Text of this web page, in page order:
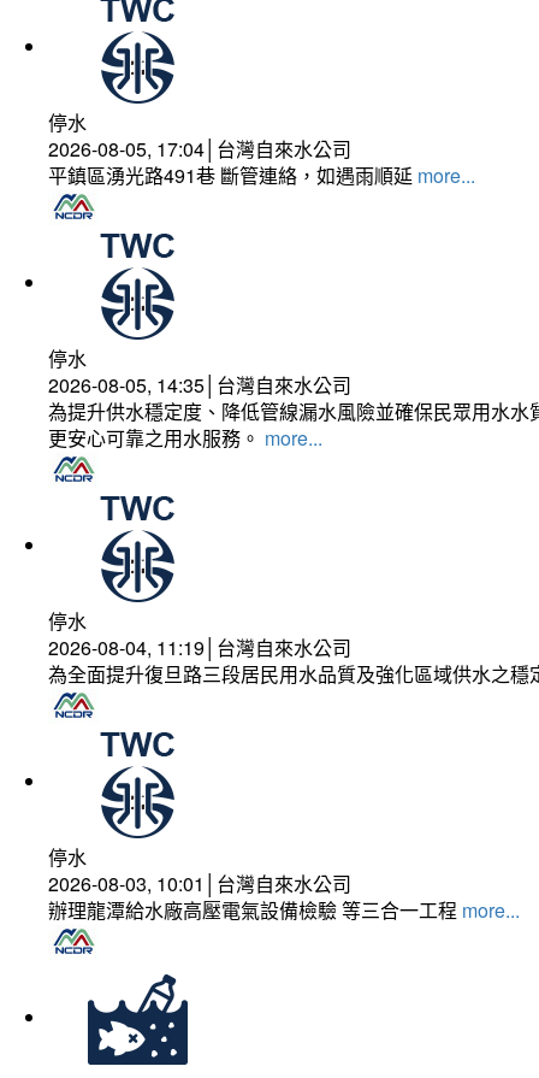
停水
2026-08-05, 17:04│台灣自來水公司
平鎮區湧光路491巷 斷管連絡，如遇雨順延 more...
停水
2026-08-05, 14:35│台灣自來水公司
為提升供水穩定度、降低管線漏水風險並確保民眾用水
更安心可靠之用水服務。 more...
停水
2026-08-04, 11:19│台灣自來水公司
為全面提升復旦路三段居民用水品質及強化區域供水之
停水
2026-08-03, 10:01│台灣自來水公司
辦理龍潭給水廠高壓電氣設備檢驗 等三合一工程 more...